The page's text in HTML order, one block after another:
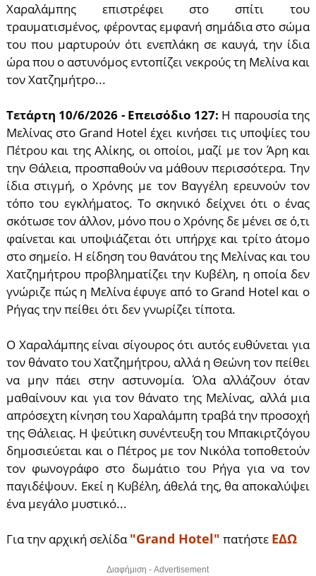
Χαραλάμπης επιστρέφει στο σπίτι του
τραυματισμένος, φέροντας εμφανή σημάδια στο σώμα
του που μαρτυρούν ότι ενεπλάκη σε καυγά, την ίδια
ώρα που ο αστυνόμος εντοπίζει νεκρούς τη Μελίνα και
τον Χατζημήτρο...
Τετάρτη 10/6/2026 - Επεισόδιο 127: Η παρουσία της
Μελίνας στο Grand Hotel έχει κινήσει τις υποψίες του
Πέτρου και της Αλίκης, οι οποίοι, μαζί με τον Άρη και
την Θάλεια, προσπαθούν να μάθουν περισσότερα. Την
ίδια στιγμή, ο Χρόνης με τον Βαγγέλη ερευνούν τον
τόπο του εγκλήματος. Το σκηνικό δείχνει ότι ο ένας
σκότωσε τον άλλον, μόνο που ο Χρόνης δε μένει σε ό,τι
φαίνεται και υποψιάζεται ότι υπήρχε και τρίτο άτομο
στο σημείο. Η είδηση του θανάτου της Μελίνας και του
Χατζημήτρου προβληματίζει την Κυβέλη, η οποία δεν
γνώριζε πώς η Μελίνα έφυγε από το Grand Hotel και ο
Ρήγας την πείθει ότι δεν γνωρίζει τίποτα.
Ο Χαραλάμπης είναι σίγουρος ότι αυτός ευθύνεται για
τον θάνατο του Χατζημήτρου, αλλά η Θεώνη τον πείθει
να μην πάει στην αστυνομία. Όλα αλλάζουν όταν
μαθαίνουν και για τον θάνατο της Μελίνας, αλλά μια
απρόσεχτη κίνηση του Χαραλάμπη τραβά την προσοχή
της Θάλειας. Η ψεύτικη συνέντευξη του Μπακιρτζόγου
δημοσιεύεται και ο Πέτρος με τον Νικόλα τοποθετούν
τον φωνογράφο στο δωμάτιο του Ρήγα για να τον
παγιδέψουν. Εκεί η Κυβέλη, άθελά της, θα αποκαλύψει
ένα μεγάλο μυστικό...
Για την αρχική σελίδα"Grand Hotel" πατήστε ΕΔΩ
Διαφήμιση - Advertisement